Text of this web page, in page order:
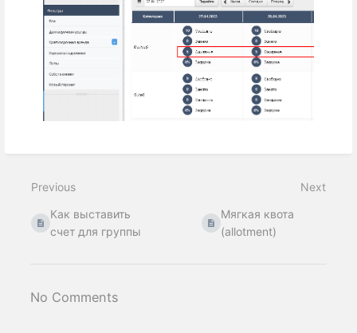
Previous
Как выставить
счет для группы
Next
Мягкая квота
(allotment)
No Comments